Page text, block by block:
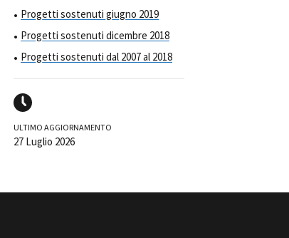
Progetti sostenuti giugno 2019
Progetti sostenuti dicembre 2018
Progetti sostenuti dal 2007 al 2018
ULTIMO AGGIORNAMENTO
27 Luglio 2026